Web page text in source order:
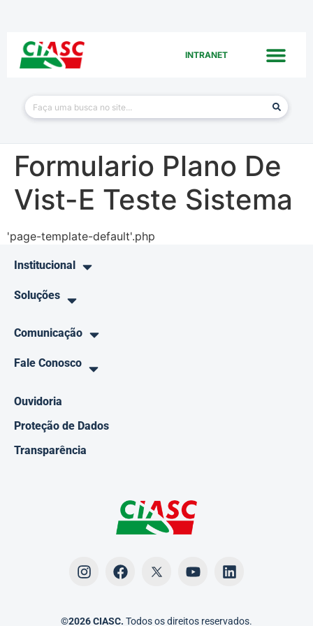
INTRANET
Formulario Plano De
Vist-E Teste Sistema
'page-template-default'.php
Institucional
Soluções
Comunicação
Fale Conosco
Ouvidoria
Proteção de Dados
Transparência
©2026 CIASC. Todos os direitos reservados.